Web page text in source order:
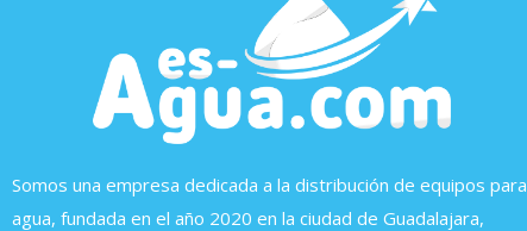
Somos una empresa dedicada a la distribución de equipos para
agua, fundada en el año 2020 en la ciudad de Guadalajara,